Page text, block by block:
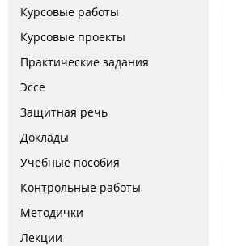
Курсовые работы
Курсовые проекты
Практические задания
Эссе
Защитная речь
Доклады
Учебные пособия
Контрольные работы
Методички
Лекции